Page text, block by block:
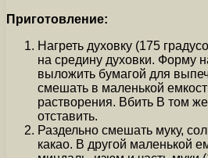
Приготовление:
Нагреть духовку (175
на средину духовки. Форму
выложить бумагой для
смешать в маленькой
растворения. Вбить В том
отставить.
Раздельно смешать муку,
какао. В другой маленькой